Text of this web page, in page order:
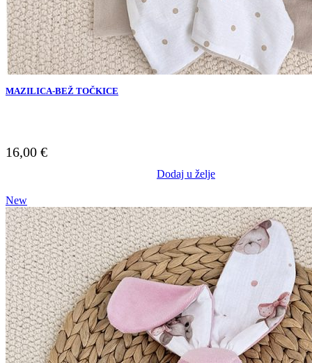
MAZILICA-BEŽ TOČKICE
16,00 €
Dodaj u želje
New